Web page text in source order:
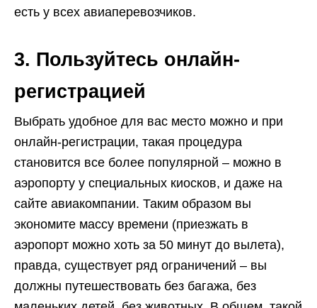
есть у всех авиаперевозчиков.
3. Пользуйтесь онлайн-
регистрацией
Выбрать удобное для вас место можно и при
онлайн-регистрации, такая процедура
становится все более популярной – можно в
аэропорту у специальных киосков, и даже на
сайте авиакомпании. Таким образом вы
экономите массу времени (приезжать в
аэропорт можно хоть за 50 минут до вылета),
правда, существует ряд ограничений – вы
должны путешествовать без багажа, без